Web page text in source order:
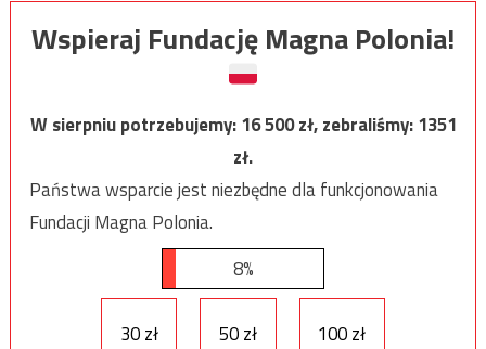
Wspieraj Fundację Magna Polonia!
W sierpniu potrzebujemy:16 500zł, zebraliśmy:1351
zł.
Państwa wsparcie jest niezbędne dla funkcjonowania
Fundacji Magna Polonia.
8%
30 zł 50 zł 100 zł